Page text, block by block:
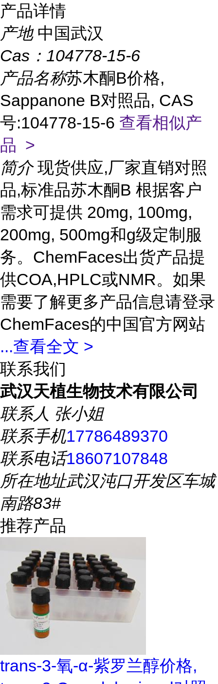
产品详情
产地 中国武汉
Cas： 104778-15-6
产品名称苏木酮B价格,
Sappanone B对照品, CAS
号:104778-15-6 查看相似产
品 >
简介 现货供应,厂家直销对照
品,标准品苏木酮B 根据客户
需求可提供 20mg, 100mg,
200mg, 500mg和g级定制服
务。ChemFaces出货产品提
供COA,HPLC或NMR。如果
需要了解更多产品信息请登录
ChemFaces的中国官方网站
...查看全文 >
联系我们
武汉天植生物技术有限公司
联系人 张小姐
联系手机17786489370
联系电话18607107848
所在地址武汉沌口开发区车城
南路83#
推荐产品
trans-3-氧-α-紫罗兰醇价格,